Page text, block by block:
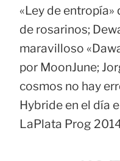
«Ley de
de rosarinos;
maravilloso
por MoonJune;
cosmos no hay
Hybride en el día
LaPlata Prog